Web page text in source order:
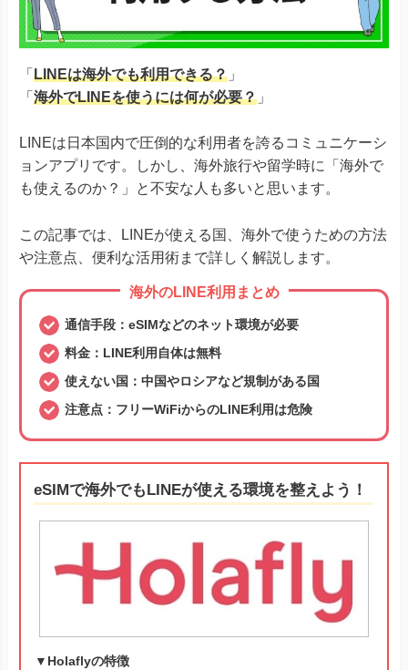
「 LINEは海外でも利用できる？ 」
「 海外でLINEを使うには何が必要？ 」
LINEは日本国内で圧倒的な利用者を誇るコミュニケーシ
ョンアプリです。しかし、海外旅行や留学時に「海外で
も使えるのか？」と不安な人も多いと思います。
この記事では、LINEが使える国、海外で使うための方法
や注意点、便利な活用術まで詳しく解説します。
海外のLINE利用まとめ
通信手段：eSIMなどのネット環境が必要
料金：LINE利用自体は無料
使えない国：中国やロシアなど規制がある国
注意点：フリーWiFiからのLINE利用は危険
eSIMで海外でもLINEが使える環境を整えよう！
▼Holaflyの特徴